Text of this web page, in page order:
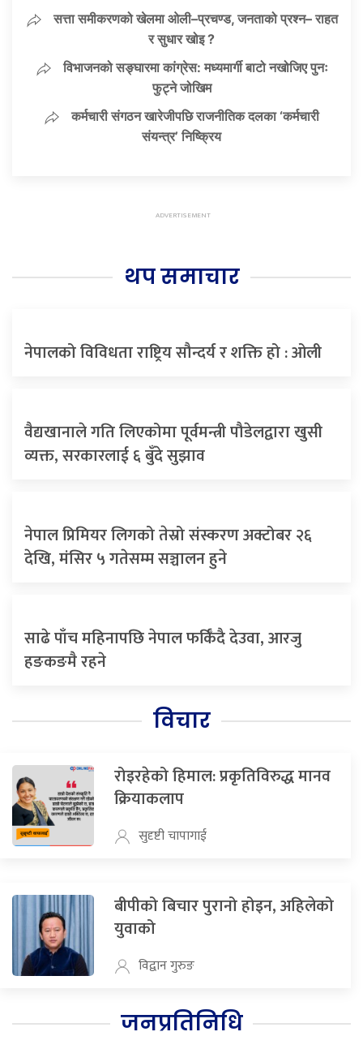
सत्ता समीकरणको खेलमा ओली–प्रचण्ड, जनताको प्रश्न– राहत
र सुधार खोइ ?
विभाजनको सङ्घारमा कांग्रेस: मध्यमार्गी बाटो नखोजिए पुनः
फुट्ने जोखिम
कर्मचारी संगठन खारेजीपछि राजनीतिक दलका ‘कर्मचारी
संयन्त्र’ निष्क्रिय
थप समाचार
नेपालको विविधता राष्ट्रिय सौन्दर्य र शक्ति हो : ओली
वैद्यखानाले गति लिएकोमा पूर्वमन्त्री पौडेलद्वारा खुसी
व्यक्त, सरकारलाई ६ बुँदे सुझाव
नेपाल प्रिमियर लिगको तेस्रो संस्करण अक्टोबर २६
देखि, मंसिर ५ गतेसम्म सञ्चालन हुने
साढे पाँच महिनापछि नेपाल फर्किँदै देउवा, आरजु
हङकङमै रहने
विचार
रोइरहेको हिमाल: प्रकृतिविरुद्ध मानव
क्रियाकलाप
सुदृष्टी चापागाई
बीपीको बिचार पुरानो होइन, अहिलेको
युवाको
विद्वान गुरुङ
जनप्रतिनिधि